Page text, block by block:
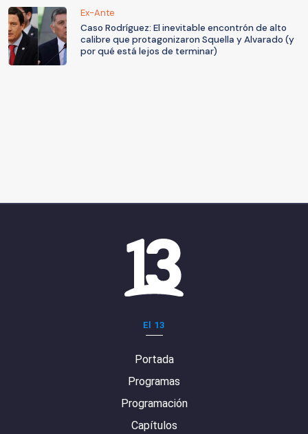
Ex-Ante
Caso Rodríguez: El inevitable encontrón de alto
calibre que protagonizaron Squella y Alvarado (y
por qué está lejos de terminar)
El 13
Portada
Programas
Programación
Capítulos